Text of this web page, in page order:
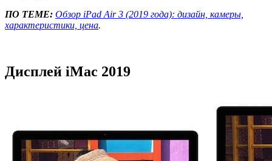
ПО ТЕМЕ: Обзор iPad Air 3 (2019 года): дизайн, камеры,
характеристики, цена.
Дисплей iMac 2019